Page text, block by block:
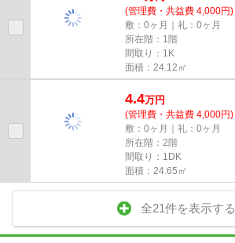
(管理費・共益費 4,000円)
敷：0ヶ月｜礼：0ヶ月
所在階：1階
間取り：1K
面積：24.12㎡
4.4万円
(管理費・共益費 4,000円)
敷：0ヶ月｜礼：0ヶ月
所在階：2階
間取り：1DK
面積：24.65㎡
全21件を表示する